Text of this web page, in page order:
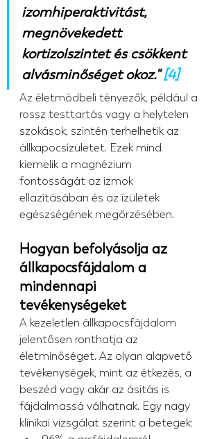
izomhiperaktivitást,
megnövekedett
kortizolszintet és csökkent
alvásminőséget okoz." [4]
Az életmódbeli tényezők, például a
rossz testtartás vagy a helytelen
szokások, szintén terhelhetik az
állkapocsízületet. Ezek mind
kiemelik a magnézium
fontosságát az izmok
ellazításában és az ízületek
egészségének megőrzésében.
Hogyan befolyásolja az
állkapocsfájdalom a
mindennapi
tevékenységeket
A kezeletlen állkapocsfájdalom
jelentősen ronthatja az
életminőséget. Az olyan alapvető
tevékenységek, mint az étkezés, a
beszéd vagy akár az ásítás is
fájdalmassá válhatnak. Egy nagy
klinikai vizsgálat szerint a betegek: